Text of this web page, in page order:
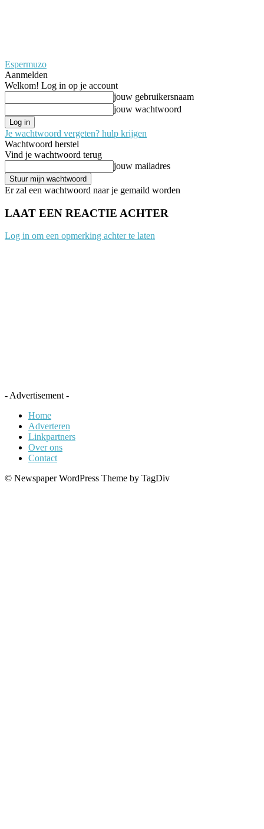
Espermuzo
Aanmelden
Welkom! Log in op je account
jouw gebruikersnaam
jouw wachtwoord
Je wachtwoord vergeten? hulp krijgen
Wachtwoord herstel
Vind je wachtwoord terug
jouw mailadres
Er zal een wachtwoord naar je gemaild worden
LAAT EEN REACTIE ACHTER
Log in om een opmerking achter te laten
- Advertisement -
Home
Adverteren
Linkpartners
Over ons
Contact
© Newspaper WordPress Theme by TagDiv